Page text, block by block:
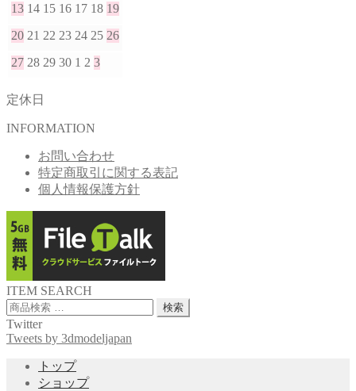
13 14 15 16 17 18 19
20 21 22 23 24 25 26
27 28 29 30 1 2 3
定休日
INFORMATION
お問い合わせ
特定商取引に関する表記
個人情報保護方針
ITEM SEARCH
検
索
対
検索
Twitter
Tweets by 3dmodeljapan
トップ
ショップ